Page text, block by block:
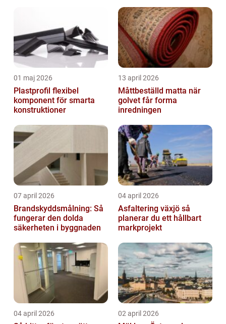
01 maj 2026
Plastprofil flexibel
komponent för smarta
konstruktioner
13 april 2026
Måttbeställd matta när
golvet får forma
inredningen
07 april 2026
Brandskyddsmålning: Så
fungerar den dolda
säkerheten i byggnaden
04 april 2026
Asfaltering växjö så
planerar du ett hållbart
markprojekt
04 april 2026 02 april 2026